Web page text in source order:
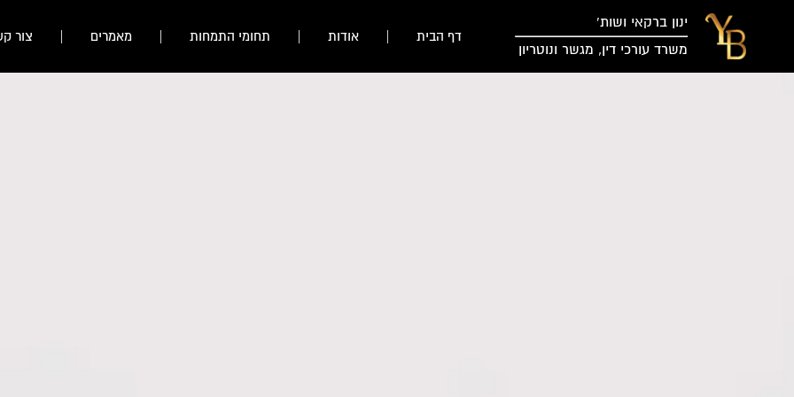
ינון ברקאי ושות’
משרד עורכי דין, מגשר ונוטריון
דף הבית אודות תחומי התמחות מאמרים צור